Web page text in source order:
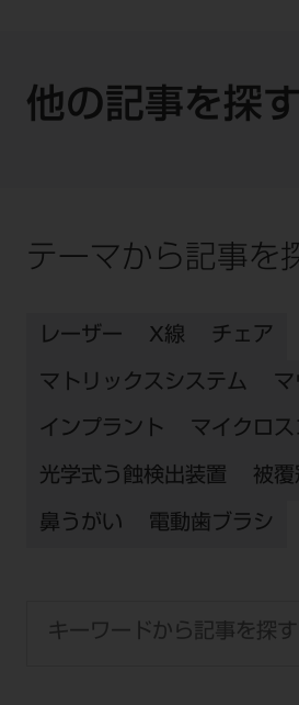
他の記事を探す
テーマから記事を
レーザー X線 チェア
マトリックスシステム
インプラント マイクロス
光学式う蝕検出装置 被
鼻うがい 電動歯ブラシ